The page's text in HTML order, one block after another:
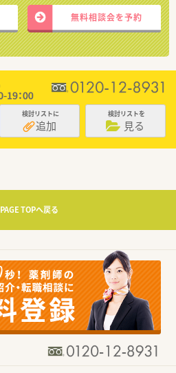
無料相談会を予約
検討リストに
追加
検討リストを
見る
PAGE TOPへ戻る